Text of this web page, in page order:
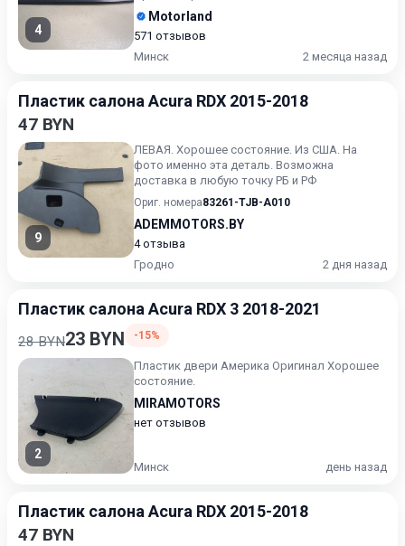
4
Motorland
571 отзывов
Минск
2 месяца назад
Пластик салона Acura RDX 2015-2018
47 BYN
9
ЛЕВАЯ. Хорошее состояние. Из США. На
фото именно эта деталь. Возможна
доставка в любую точку РБ и РФ
Ориг. номера83261-TJB-A010
ADEMMOTORS.BY
4 отзыва
Гродно
2 дня назад
Пластик салона Acura RDX 3 2018-2021
28 BYN23 BYN -15%
2
Пластик двери Америка Оригинал Хорошее
состояние.
MIRAMOTORS
нет отзывов
Минск день назад
Пластик салона Acura RDX 2015-2018
47 BYN